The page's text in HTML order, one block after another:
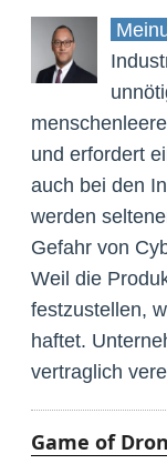
und erfordert
auch bei den
werden
Gefahr von
Weil die
festzustellen,
haftet.
vertraglich
Game of